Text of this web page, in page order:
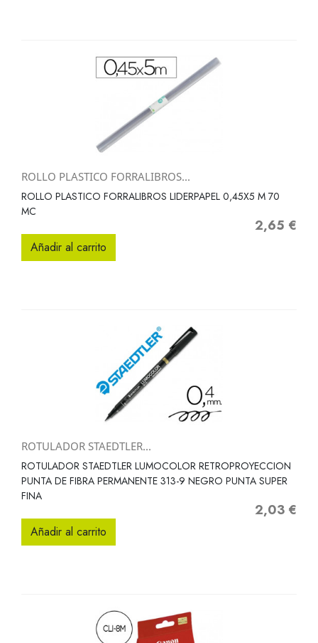
ROLLO PLASTICO FORRALIBROS...
ROLLO PLASTICO FORRALIBROS LIDERPAPEL 0,45X5 M 70
MC
Precio
2,65 €
Añadir al carrito
ROTULADOR STAEDTLER...
ROTULADOR STAEDTLER LUMOCOLOR RETROPROYECCION
PUNTA DE FIBRA PERMANENTE 313-9 NEGRO PUNTA SUPER
FINA
Precio
2,03 €
Añadir al carrito